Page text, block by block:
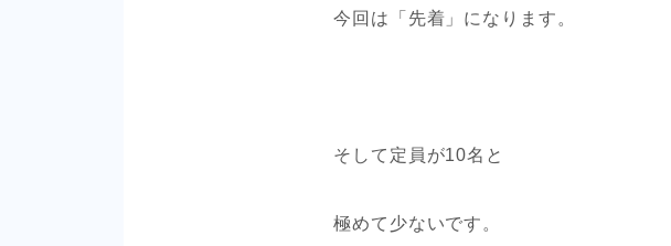
今回は「先着」になります。
そして定員が10名と
極めて少ないです。